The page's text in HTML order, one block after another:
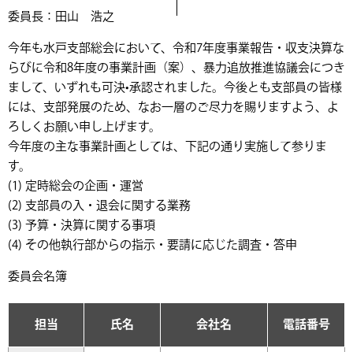
委員長：田山 浩之
今年も水戸支部総会において、令和7年度事業報告・収支決算な
らびに令和8年度の事業計画（案）、暴力追放推進協議会につき
まして、いずれも可決•承認されました。今後とも支部員の皆様
には、支部発展のため、なお一層のご尽力を賜りますよう、よ
ろしくお願い申し上げます。
今年度の主な事業計画としては、下記の通り実施して参りま
す。
(1) 定時総会の企画・運営
(2) 支部員の入・退会に関する業務
(3) 予算・決算に関する事項
(4) その他執行部からの指示・要請に応じた調査・答申
委員会名簿
担当 氏名 会社名 電話番号